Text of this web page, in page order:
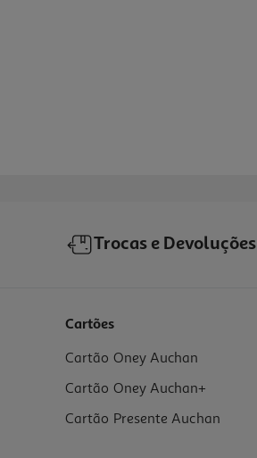
Trocas e Devoluções
Cartões
Cartão Oney Auchan
Cartão Oney Auchan+
Cartão Presente Auchan